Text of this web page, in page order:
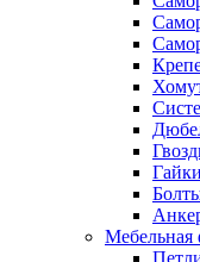
Мебельная